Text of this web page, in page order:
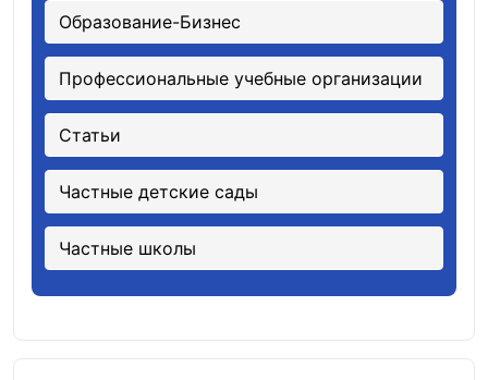
Образование-Бизнес
Профессиональные учебные организации
Статьи
Частные детские сады
Частные школы